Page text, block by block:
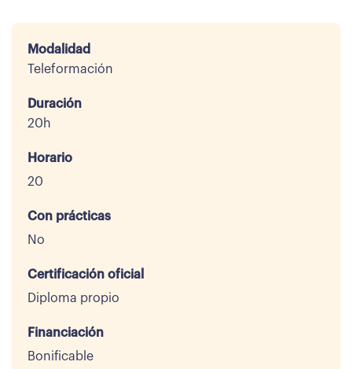
Modalidad
Teleformación
Duración
20h
Horario
20
Con prácticas
No
Certificación oficial
Diploma propio
Financiación
Bonificable